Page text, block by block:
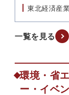
東北経済産
一覧を見る
環境・省
ー・イベ